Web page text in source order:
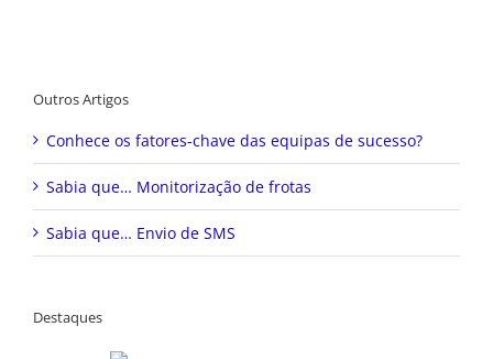
Outros Artigos
Conhece os fatores-chave das equipas de sucesso?
Sabia que… Monitorização de frotas
Sabia que… Envio de SMS
Destaques